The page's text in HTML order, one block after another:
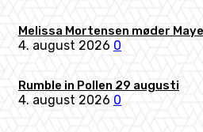
Melissa Mortensen møder
4. august 2026 0
Rumble in Pollen 29 augusti
4. august 2026 0